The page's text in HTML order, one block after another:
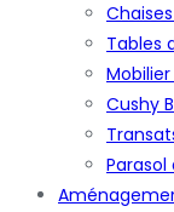
Tables
Cushy